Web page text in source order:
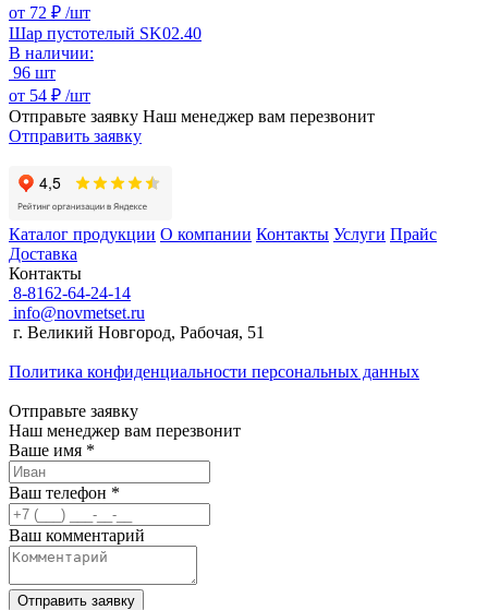
от 72 ₽ /шт
Шар пустотелый SK02.40
В наличии:
96 шт
от 54 ₽ /шт
Отправьте заявку Наш менеджер вам перезвонит
Отправить заявку
Каталог продукции О компании Контакты Услуги Прайс
Доставка
Контакты
8-8162-64-24-14
info@novmetset.ru
г. Великий Новгород, Рабочая, 51
Политика конфиденциальности персональных данных
Отправьте заявку
Наш менеджер вам перезвонит
Ваше имя *
Ваш телефон *
Ваш комментарий
Отправить заявку